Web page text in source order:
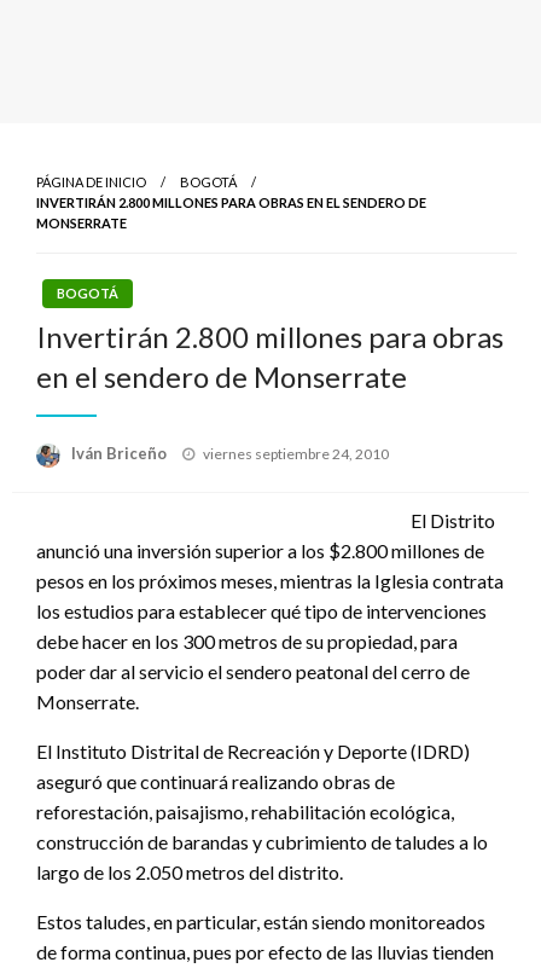
PÁGINA DE INICIO
BOGOTÁ
INVERTIRÁN 2.800 MILLONES PARA OBRAS EN EL SENDERO DE
MONSERRATE
BOGOTÁ
Invertirán 2.800 millones para obras
en el sendero de Monserrate
Iván Briceño
Publicado
viernes septiembre 24, 2010
El Distrito
anunció una inversión superior a los $2.800 millones de
pesos en los próximos meses, mientras la Iglesia contrata
los estudios para establecer qué tipo de intervenciones
debe hacer en los 300 metros de su propiedad, para
poder dar al servicio el sendero peatonal del cerro de
Monserrate.
El Instituto Distrital de Recreación y Deporte (IDRD)
aseguró que continuará realizando obras de
reforestación, paisajismo, rehabilitación ecológica,
construcción de barandas y cubrimiento de taludes a lo
largo de los 2.050 metros del distrito.
Estos taludes, en particular, están siendo monitoreados
de forma continua, pues por efecto de las lluvias tienden